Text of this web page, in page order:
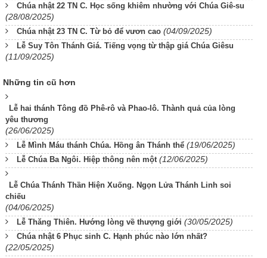
Chúa nhật 22 TN C. Học sống khiêm nhường với Chúa Giê-su
(28/08/2025)
Chúa nhật 23 TN C. Từ bỏ để vươn cao (04/09/2025)
Lễ Suy Tôn Thánh Giá. Tiếng vọng từ thập giá Chúa Giêsu
(11/09/2025)
Những tin cũ hơn
Lễ hai thánh Tông đồ Phê-rô và Phao-lô. Thành quả của lòng
yêu thương
(26/06/2025)
Lễ Mình Máu thánh Chúa. Hồng ân Thánh thể (19/06/2025)
Lễ Chúa Ba Ngôi. Hiệp thông nên một (12/06/2025)
Lễ Chúa Thánh Thần Hiện Xuống. Ngọn Lửa Thánh Linh soi
chiếu
(04/06/2025)
Lễ Thăng Thiên. Hướng lòng về thượng giới (30/05/2025)
Chúa nhật 6 Phục sinh C. Hạnh phúc nào lớn nhất?
(22/05/2025)